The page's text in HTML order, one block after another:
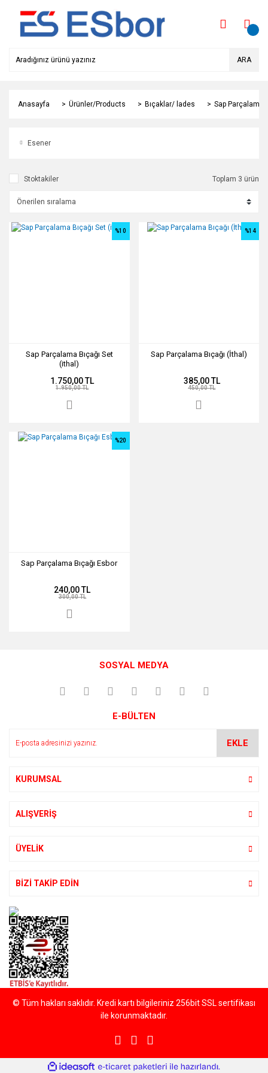
ARA
Anasayfa Ürünler/Products Bıçaklar/ lades Sap Parçalama
Esener
Stoktakiler Toplam 3 ürün
Sap Parçalama Bıçağı Set
(ithal)
%10
1.750,00 TL
1.950,00 TL
Sap Parçalama Bıçağı (İthal)
%14
385,00 TL
450,00 TL
Sap Parçalama Bıçağı Esbor
%20
240,00 TL
300,00 TL
SOSYAL MEDYA
E-BÜLTEN
EKLE
KURUMSAL
ALIŞVERİŞ
ÜYELİK
BİZİ TAKİP EDİN
© Tüm hakları saklıdır. Kredi kartı bilgileriniz 256bit SSL sertifikası
ile korunmaktadır.
ideasoft e-